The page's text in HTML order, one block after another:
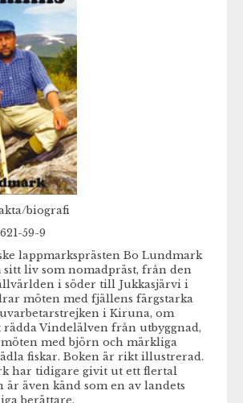
biografi
59-9
lappmarksprästen Bo Lundmark
liv som nomadpräst, från den
i söder till Jukkasjärvi i
möten med fjällens färgstarka
i Kiruna, om
Vindelälven från utbyggnad,
med björn och märkliga
fiskar. Boken är rikt illustrerad.
har tidigare givit ut ett flertal
är även känd som en av landets
berättare.